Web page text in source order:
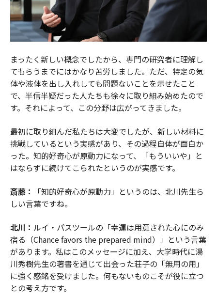
まったく新しい概念でしたから、専門の研究者に理解し
てもらうまでにはかなり苦労しました。ただ、特定の気
体や液体を出し入れしても問題ないことを示せたこと
で、半信半疑だった人たちも徐々に取り組み始めたので
す。それによって、この分野は広がってきました。
最初に取り組んだ私たちは大変でしたが、新しい材料に
挑戦しているという実感があり、その過程自体が面白か
った。知的好奇心が原動力になって、「もういいや」と
はならずに続けてこられたというのが実感です。
斎藤：
「知的好奇心が原動力」というのは、北川先生ら
しい言葉ですね。
北川： ルイ・パスツールの「幸運は用意された心にのみ
宿る（Chance favors the prepared mind）」という言葉
があります。私はこのメッセージに加え、大学時代に湯
川秀樹先生の著書を通じて出会った荘子の「無用の用」
に強く感銘を受けました。何もないものこそが役に立つ
との考え方です。